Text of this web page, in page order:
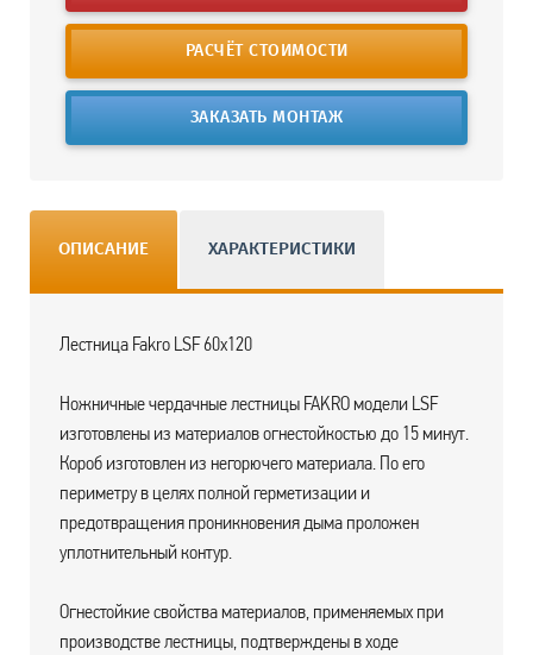
РАСЧЁТ СТОИМОСТИ
ЗАКАЗАТЬ МОНТАЖ
ОПИСАНИЕ ХАРАКТЕРИСТИКИ
Лестница Fakro LSF 60х120
Ножничные чердачные лестницы FAKRO модели LSF
изготовлены из материалов огнестойкостью до 15 минут.
Короб изготовлен из негорючего материала. По его
периметру в целях полной герметизации и
предотвращения проникновения дыма проложен
уплотнительный контур.
Огнестойкие свойства материалов, применяемых при
производстве лестницы, подтверждены в ходе